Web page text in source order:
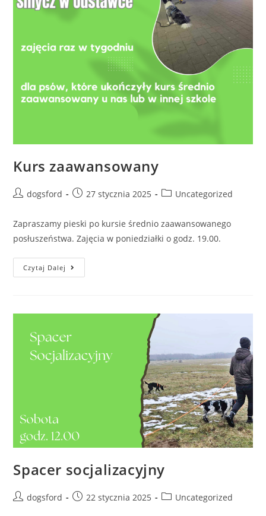
Kurs zaawansowany
Postdogsford
Post27 stycznia 2025
PostUncategorized
Zapraszamy pieski po kursie średnio zaawansowanego
posłuszeństwa. Zajęcia w poniedziałki o godz. 19.00.
Czytaj Dalej Kurs
Zaawansowany
Spacer socjalizacyjny
Postdogsford
Post22 stycznia 2025
PostUncategorized